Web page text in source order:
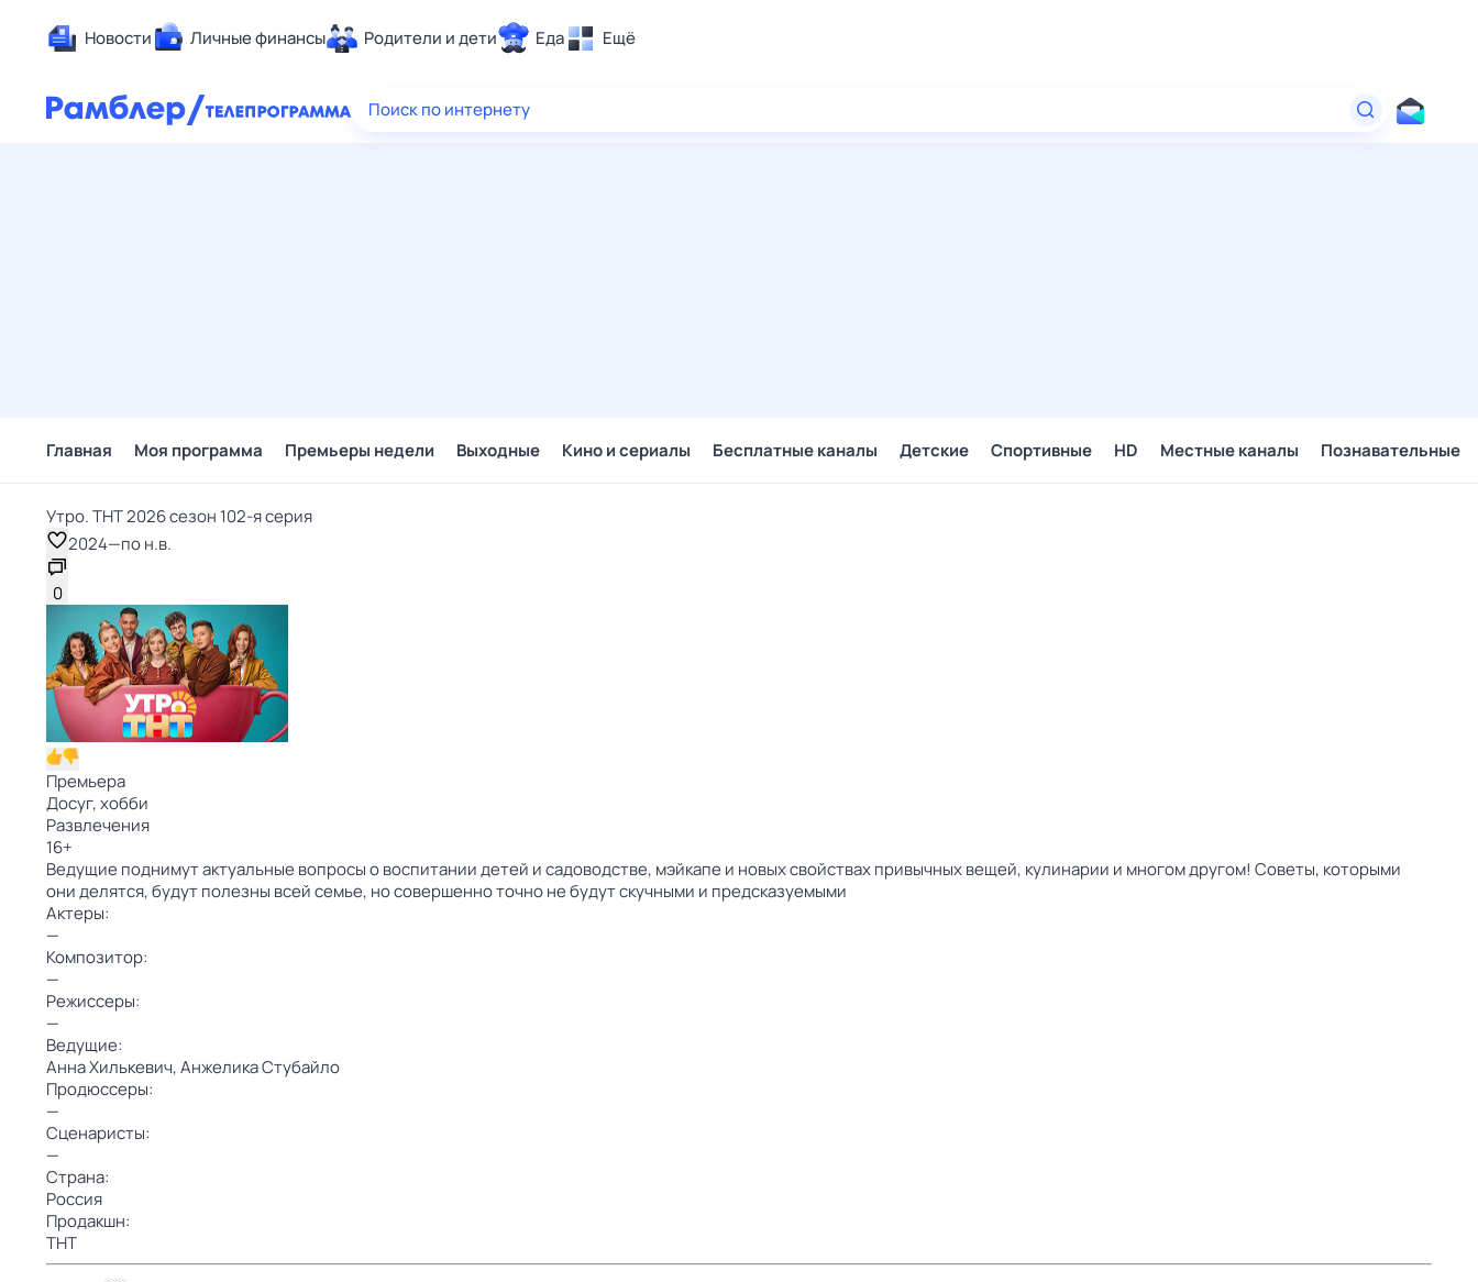
Новости Личные финансы Родители и дети Еда Ещё
Здоровье
Поиск по интернету
Главная Моя программа Премьеры недели Выходные Кино и сериалы Бесплатные каналы Детские Спортивные HD Местные каналы Познавательные
Утро. ТНТ 2026 сезон 102-я серия
2024—по н.в.
0
Премьера
Досуг, хобби
Развлечения
16+
Ведущие поднимут актуальные вопросы о воспитании детей и садоводстве, мэйкапе и новых свойствах привычных вещей, кулинарии и многом другом! Советы, которыми
они делятся, будут полезны всей семье, но совершенно точно не будут скучными и предсказуемыми
Актеры:
—
Композитор:
—
Режиссеры:
—
Ведущие:
Анна Хилькевич,Анжелика Стубайло
Продюссеры:
—
Сценаристы:
—
Страна:
Россия
Продакшн:
ТНТ